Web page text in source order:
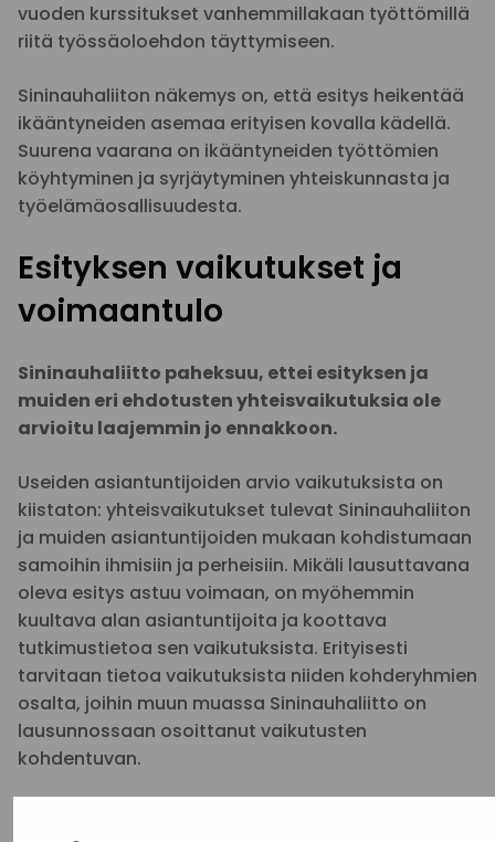
vuoden kurssitukset vanhemmillakaan työttömillä
riitä työssäoloehdon täyttymiseen.
Sininauhaliiton näkemys on, että esitys heikentää
ikääntyneiden asemaa erityisen kovalla kädellä.
Suurena vaarana on ikääntyneiden työttömien
köyhtyminen ja syrjäytyminen yhteiskunnasta ja
työelämäosallisuudesta.
Esityksen vaikutukset ja
voimaantulo
Sininauhaliitto paheksuu, ettei esityksen ja
muiden eri ehdotusten yhteisvaikutuksia ole
arvioitu laajemmin jo ennakkoon.
Useiden asiantuntijoiden arvio vaikutuksista on
kiistaton: yhteisvaikutukset tulevat Sininauhaliiton
ja muiden asiantuntijoiden mukaan kohdistumaan
samoihin ihmisiin ja perheisiin. Mikäli lausuttavana
oleva esitys astuu voimaan, on myöhemmin
kuultava alan asiantuntijoita ja koottava
tutkimustietoa sen vaikutuksista. Erityisesti
tarvitaan tietoa vaikutuksista niiden kohderyhmien
osalta, joihin muun muassa Sininauhaliitto on
lausunnossaan osoittanut vaikutusten
kohdentuvan.